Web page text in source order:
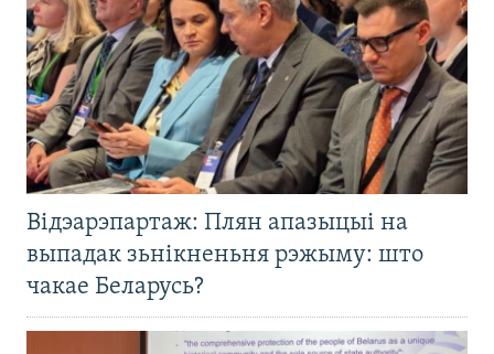
Відэарэпартаж: Плян апазыцыі на
выпадак зьнікненьня рэжыму: што
чакае Беларусь?